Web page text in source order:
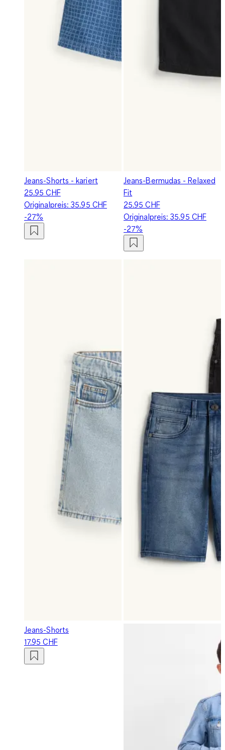
Jeans-Shorts - kariert
25.95 CHF
Originalpreis:35.95 CHF
-27%
Jeans-Bermudas - Relaxed
Fit
25.95 CHF
Originalpreis:35.95 CHF
-27%
Jeans-Shorts
17.95 CHF